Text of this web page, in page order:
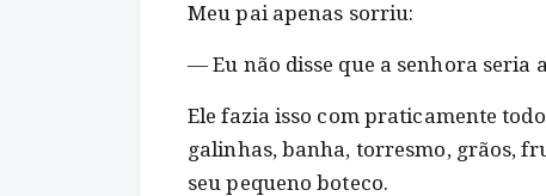
Meu pai apenas sorriu:
― Eu não disse que a senhora seria
Ele fazia isso com praticamente
galinhas, banha, torresmo, grãos,
seu pequeno boteco.